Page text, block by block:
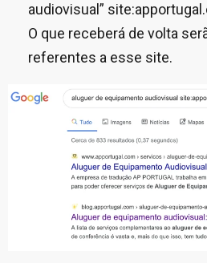
audiovisual”
O que receberá de volta
referentes a esse site.